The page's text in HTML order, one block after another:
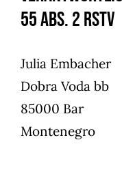
55 Abs. 2 RStV
Julia Embacher
Dobra Voda bb
85000 Bar
Montenegro